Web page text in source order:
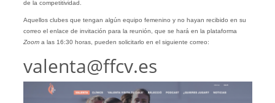
de la competitividad.
Aquellos clubes que tengan algún equipo femenino y no hayan recibido en su
correo el enlace de invitación para la reunión, que se hará en la plataforma
Zooma las 16:30 horas, pueden solicitarlo en el siguiente correo:
valenta@ffcv.es